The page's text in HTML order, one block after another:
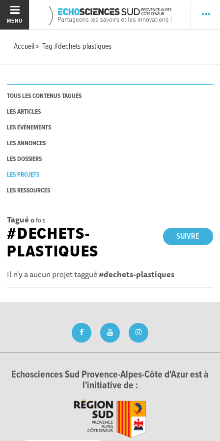
MENU
Accueil Tag #dechets-plastiques
TOUS LES CONTENUS TAGUÉS
LES ARTICLES
LES ÉVÉNEMENTS
LES ANNONCES
LES DOSSIERS
LES PROJETS
LES RESSOURCES
Tagué 0fois
SUIVRE
#DECHETS-
PLASTIQUES
Il n'y a aucun projet taggué#dechets-plastiques
Echosciences Sud Provence-Alpes-Côte d'Azur est à
l'initiative de :